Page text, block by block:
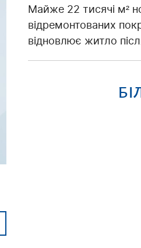
Майже 22 тисячі м²
відремонтованих
відновлює житло